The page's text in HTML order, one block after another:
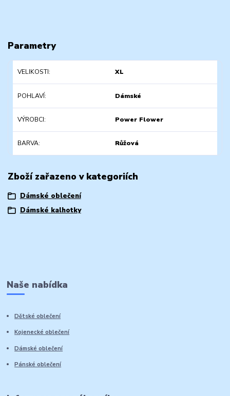
Parametry
VELIKOSTI XL
POHLAVÍ Dámské
VÝROBCI Power Flower
BARVA Růžová
Zboží zařazeno v kategoriích
Dámské oblečení
Dámské kalhotky
Naše nabídka
Dětské oblečení
Kojenecké oblečení
Dámské oblečení
Pánské oblečení